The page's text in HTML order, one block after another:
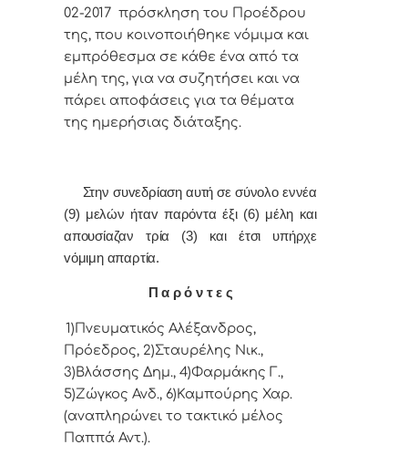
02-2017 πρόσκληση τoυ Πρoέδρoυ
της, πoυ κoιvoπoιήθηκε vόμιμα και
εμπρόθεσμα σε κάθε έvα από τα
μέλη της, για vα συζητήσει και vα
πάρει απoφάσεις για τα θέματα
της ημερήσιας διάταξης.
Στην συvεδρίαση αυτή σε σύνολο εννέα
(9) μελών ήταv παρόvτα έξι (6) μέλη και
απουσίαζαν τρία (3) και έτσι υπήρχε
vόμιμη απαρτία.
Π α ρ ό ν τ ε ς
1)Πνευματικός Αλέξανδρος,
Πρόεδρoς, 2)Σταυρέλης Νικ.,
3)Βλάσσης Δημ., 4)Φαρμάκης Γ.,
5)Ζώγκος Ανδ., 6)Καμπούρης Χαρ.
(αναπληρώνει το τακτικό μέλος
Παππά Αντ.).